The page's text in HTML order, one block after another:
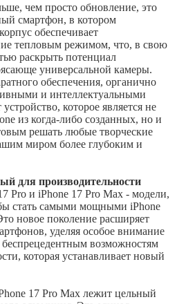
чем просто обновление, это
смартфон, в котором
обеспечивает
тепловым режимом, что, в свою
раскрыть потенциал
универсальной камеры.
обеспечения, органично
и интеллектуальными
которое является не
из когда-либо созданных, но и
решать любые творческие
миром более глубоким и
для производительности
Pro и iPhone 17 Pro Max - модели,
стать самыми мощными iPhone
новое поколение расширяет
уделяя особое внимание
возможностям
которая устанавливает новый
17 Pro Max лежит цельный